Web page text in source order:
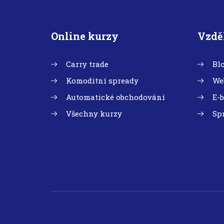
Online kurzy
Carry trade
Komoditní spready
Automatické obchodování
Všechny kurzy
E-